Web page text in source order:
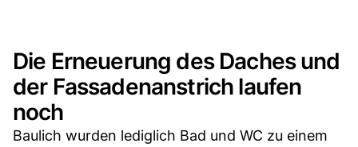
Die Erneuerung des Daches und
der Fassadenanstrich laufen
noch
Baulich wurden lediglich Bad und WC zu einem